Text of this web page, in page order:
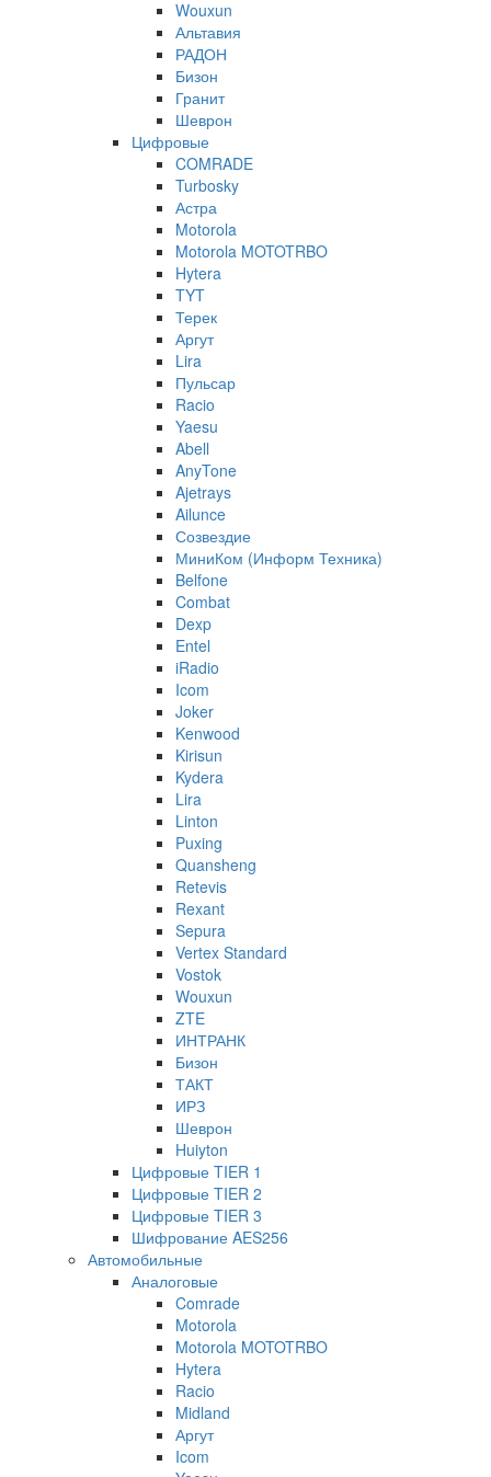
Wouxun
Альтавия
РАДОН
Бизон
Гранит
Шеврон
Цифровые
COMRADE
Turbosky
Астра
Motorola
Motorola MOTOTRBO
Hytera
TYT
Терек
Аргут
Lira
Пульсар
Racio
Yaesu
Abell
AnyTone
Ajetrays
Ailunce
Созвездие
МиниКом (Информ Техника)
Belfone
Combat
Dexp
Entel
iRadio
Icom
Joker
Kenwood
Kirisun
Kydera
Lira
Linton
Puxing
Quansheng
Retevis
Rexant
Sepura
Vertex Standard
Vostok
Wouxun
ZTE
ИНТРАНК
Бизон
ТАКТ
ИРЗ
Шеврон
Huiyton
Цифровые TIER 1
Цифровые TIER 2
Цифровые TIER 3
Шифрование AES256
Автомобильные
Аналоговые
Comrade
Motorola
Motorola MOTOTRBO
Hytera
Racio
Midland
Аргут
Icom